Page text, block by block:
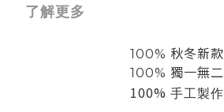
了解更多
100% 秋冬新款
100% 獨一無二
100% 手工製作